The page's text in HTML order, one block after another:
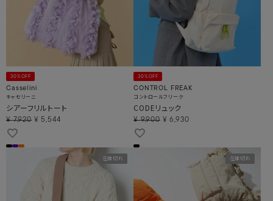
30%OFF
Casselini
キャセリーニ
シアーフリルトート
¥ 7,920 ¥ 5,544
30%OFF
CONTROL FREAK
コントロールフリーク
CODEリュック
¥ 9,900 ¥ 6,930
在庫切れ 在庫切れ